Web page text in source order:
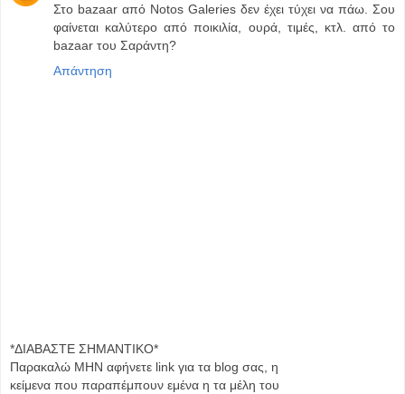
Στο bazaar από Notos Galeries δεν έχει τύχει να πάω. Σου
φαίνεται καλύτερο από ποικιλία, ουρά, τιμές, κτλ. από το
bazaar του Σαράντη?
Απάντηση
*ΔΙΑΒΑΣΤΕ ΣΗΜΑΝΤΙΚΟ*
Παρακαλώ MHN αφήνετε link για τα blog σας, η
κείμενα που παραπέμπουν εμένα η τα μέλη του